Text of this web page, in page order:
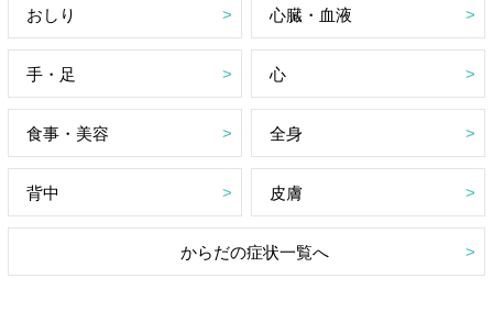
おしり 心臓・血液
手・足 心
食事・美容 全身
背中 皮膚
からだの症状一覧へ